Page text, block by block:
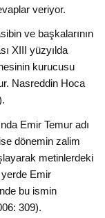
veriyor.
ve başkalarının
XIII yüzyılda
kurucusu
Nasreddin Hoca
Emir Temur adı
dönemin zalim
metinlerdeki
Emir
bu ismin
309).